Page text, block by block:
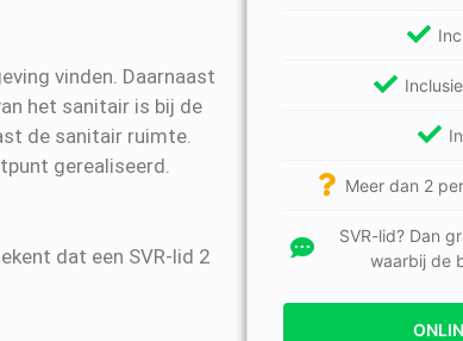
vinden. Daarnaast
het sanitair is bij de
de sanitair ruimte.
gerealiseerd.
dat een SVR-lid 2
Meer dan 2
SVR-lid? Dan
waarbij de